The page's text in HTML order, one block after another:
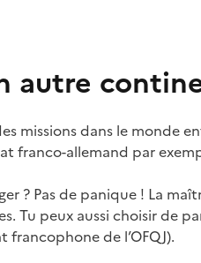
autre
missions dans le monde
franco-allemand par
? Pas de panique ! La
Tu peux aussi choisir de
de l’OFQJ).